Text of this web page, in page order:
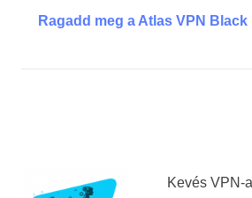
Ragadd meg a Atlas VPN
Kevés VPN-